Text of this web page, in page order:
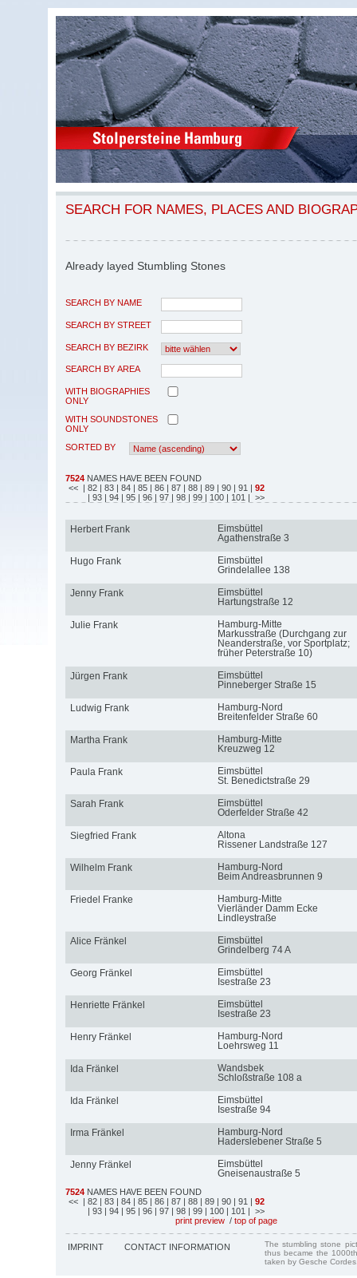
SEARCH FOR NAMES, PLACES AND
Already layed Stumbling Stones
SEARCH BY NAME
SEARCH BY STREET
SEARCH BY BEZIRK
SEARCH BY AREA
WITH BIOGRAPHIES
ONLY
WITH SOUNDSTONES
ONLY
SORTED BY
7524 NAMES HAVE BEEN FOUND
<< | 82 | 83 | 84 | 85 | 86 | 87 | 88 | 89 | 90 | 91 | 92
| 93 | 94 | 95 | 96 | 97 | 98 | 99 | 100 | 101 | >>
Herbert Frank
Eimsbüttel
Agathenstraße 3
Hugo Frank
Eimsbüttel
Grindelallee 138
Jenny Frank
Eimsbüttel
Hartungstraße 12
Julie Frank
Hamburg-Mitte
Markusstraße (Durchgang zur
Neanderstraße, vor Sportplatz;
früher Peterstraße 10)
Jürgen Frank
Eimsbüttel
Pinneberger Straße 15
Ludwig Frank
Hamburg-Nord
Breitenfelder Straße 60
Martha Frank
Hamburg-Mitte
Kreuzweg 12
Paula Frank
Eimsbüttel
St. Benedictstraße 29
Sarah Frank
Eimsbüttel
Oderfelder Straße 42
Siegfried Frank
Altona
Rissener Landstraße 127
Wilhelm Frank
Hamburg-Nord
Beim Andreasbrunnen 9
Friedel Franke
Hamburg-Mitte
Vierländer Damm Ecke
Lindleystraße
Alice Fränkel
Eimsbüttel
Grindelberg 74 A
Georg Fränkel
Eimsbüttel
Isestraße 23
Henriette Fränkel
Eimsbüttel
Isestraße 23
Henry Fränkel
Hamburg-Nord
Loehrsweg 11
Ida Fränkel
Wandsbek
Schloßstraße 108 a
Ida Fränkel
Eimsbüttel
Isestraße 94
Irma Fränkel
Hamburg-Nord
Haderslebener Straße 5
Jenny Fränkel
Eimsbüttel
Gneisenaustraße 5
7524 NAMES HAVE BEEN FOUND
<< | 82 | 83 | 84 | 85 | 86 | 87 | 88 | 89 | 90 | 91 | 92
| 93 | 94 | 95 | 96 | 97 | 98 | 99 | 100 | 101 | >>
print preview / top of page
IMPRINT CONTACT INFORMATION
The stumbling stone
thus became the
taken by Gesche